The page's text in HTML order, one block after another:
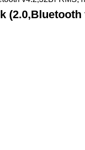
(2.0,Bluetooth